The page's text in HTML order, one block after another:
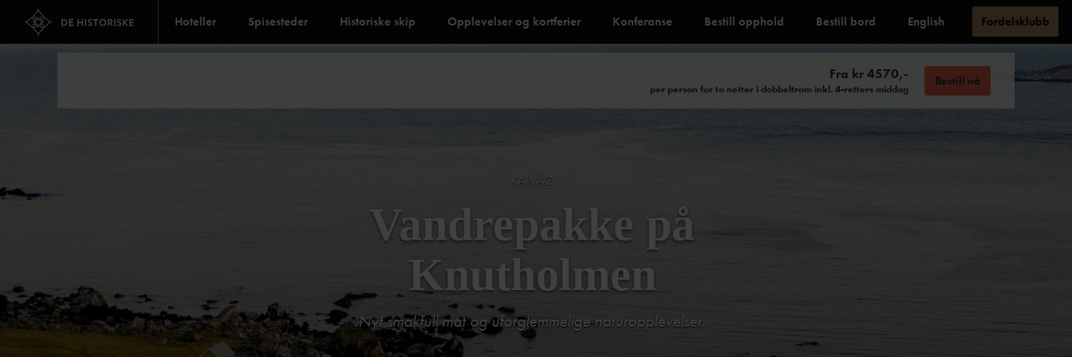
Hoteller Spisesteder Historiske skip Opplevelser og kortferier Konferanse Bestill opphold Bestill bord English Fordelsklubb
Fra kr 4570,-
per person for to netter i dobbeltrom inkl. 4-retters middag
Bestill nå
KALVÅG
Vandrepakke på
Knutholmen
Nyt smakfull mat og uforglemmelige naturopplevelser.